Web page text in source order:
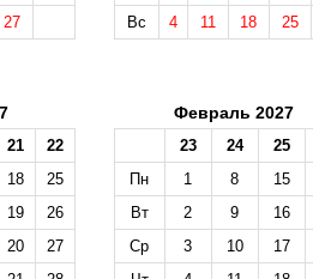
27
Вс
4 11 18 25
21
22
18
25
19
26
20
27
Февраль 2027
23 24
25
Пн
1 8
15
Вт
2 9
16
Ср
3 10
17